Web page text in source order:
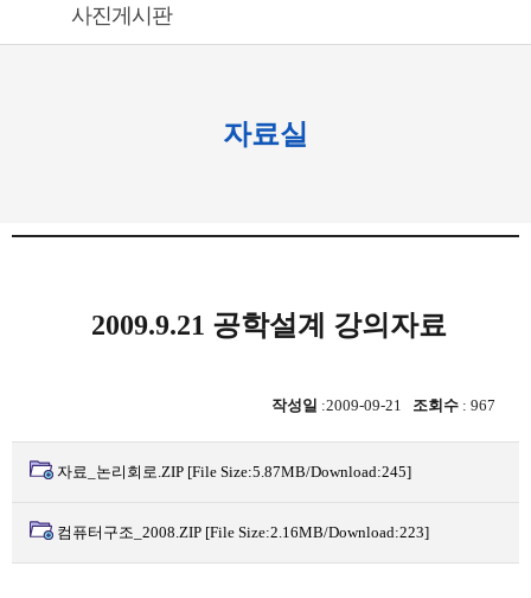
사진게시판
자료실
2009.9.21 공학설계 강의자료
작성일 :2009-09-21 조회수 : 967
자료_논리회로.ZIP [File Size:5.87MB/Download:245]
컴퓨터구조_2008.ZIP [File Size:2.16MB/Download:223]